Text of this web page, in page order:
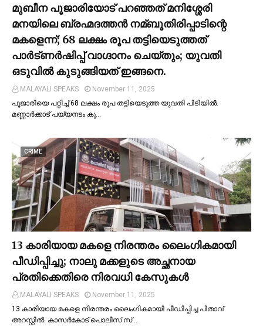
മുബീന പൂജാരിയോട് പറഞ്ഞത് മനിശ്ശേരി
മനയിലെ ബ്രഹ്മദത്തൻ നമ്ബൂതിരിപ്പാടിന്റെ
മകളെന്ന്; 68 ലക്ഷം രൂപ തട്ടിയെടുത്തത്
പാര്‍ട്ണര്‍ഷിപ്പ് വാഗ്ദാനം ചെയ്തും; യുവതി
ഒടുവില്‍ കുടുങ്ങിയത് ഇങ്ങനെ.
MALAYALI SPEAKS
November 11, 2025
പൂജാരിയെ പറ്റിച്ച്‌ 68 ലക്ഷം രൂപ തട്ടിയെടുത്ത യുവതി പിടിയില്‍.
മണ്ണാർക്കാട് പയ്യനടം കു…
CRIME
13 കാരിയായ മകളെ നിരന്തരം ലൈംഗികമായി
പീഡിപ്പിച്ചു; നാലു മക്കളുടെ അച്ഛനായ
പ്രതിക്കെതിരെ നിരവധി കേസുകള്‍
MALAYALI SPEAKS
November 11, 2025
13 കാരിയായ മകളെ നിരന്തരം ലൈംഗികമായി പീഡിപ്പിച്ച പിതാവ്
അറസ്റ്റില്‍. കാസർകോട് പൊലീസ് സ്…